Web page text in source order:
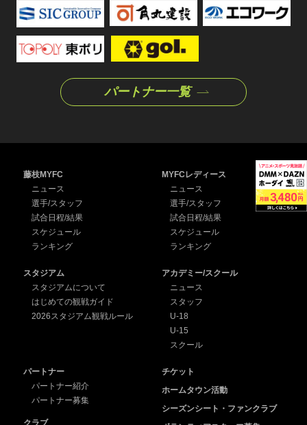
パートナー一覧
藤枝MYFC
ニュース
選手/スタッフ
試合日程/結果
スケジュール
ランキング
MYFCレディース
ニュース
選手/スタッフ
試合日程/結果
スケジュール
ランキング
スタジアム
スタジアムについて
はじめての観戦ガイド
2026スタジアム観戦ルール
アカデミー/スクール
ニュース
スタッフ
U-18
U-15
スクール
パートナー
パートナー紹介
パートナー募集
クラブ
チケット
ホームタウン活動
シーズンシート・ファンクラブ